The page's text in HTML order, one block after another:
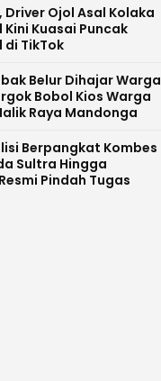
Driver Ojol Asal Kolaka
Kuasai Puncak
di TikTok
Belur Dihajar Warga
Bobol Kios Warga
Raya Mandonga
Berpangkat Kombes
Sultra Hingga
Pindah Tugas